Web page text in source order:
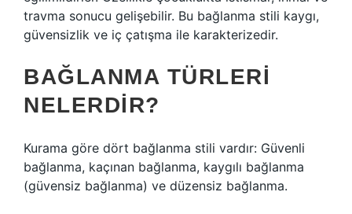
travma sonucu gelişebilir. Bu bağlanma stili kaygı,
güvensizlik ve iç çatışma ile karakterizedir.
BAĞLANMA TÜRLERI
NELERDIR?
Kurama göre dört bağlanma stili vardır: Güvenli
bağlanma, kaçınan bağlanma, kaygılı bağlanma
(güvensiz bağlanma) ve düzensiz bağlanma.